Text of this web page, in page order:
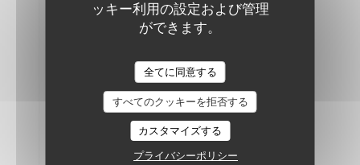
ッキー利用の設定および管理
ができます。
全てに同意する
すべてのクッキーを拒否する
カスタマイズする
プライバシーポリシー
The Friendly Kitchen